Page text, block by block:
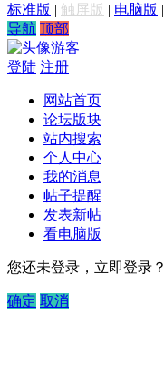
标准版 | 触屏版 | 电脑版 |
导航 顶部
游客
登陆 注册
网站首页
论坛版块
站内搜索
个人中心
我的消息
帖子提醒
发表新帖
看电脑版
您还未登录，立即登录？
确定 取消